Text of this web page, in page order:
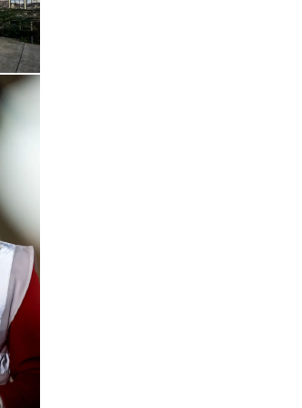
Open de galerij in vergrote weergave